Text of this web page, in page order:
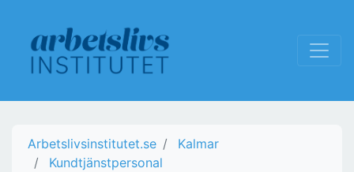
Arbetslivsinstitutet.se
Kalmar
Kundtjänstpersonal